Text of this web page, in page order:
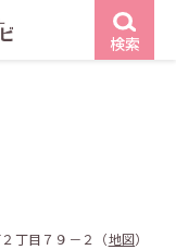
検索
丁目７９－２（地図）